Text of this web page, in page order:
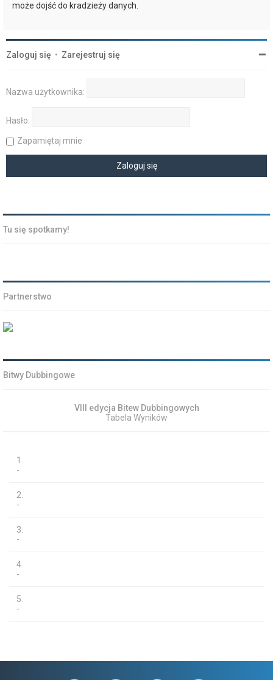
może dojść do kradzieży danych.
Zaloguj się • Zarejestruj się
Nazwa użytkownika:
Hasło:
Zapamiętaj mnie
Tu się spotkamy!
Partnerstwo
Bitwy Dubbingowe
VIII edycja Bitew Dubbingowych
Tabela Wyników
1.
-
2.
-
3.
-
4.
-
5.
-